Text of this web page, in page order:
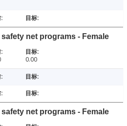
net programs - Female
0.00
net programs - Female